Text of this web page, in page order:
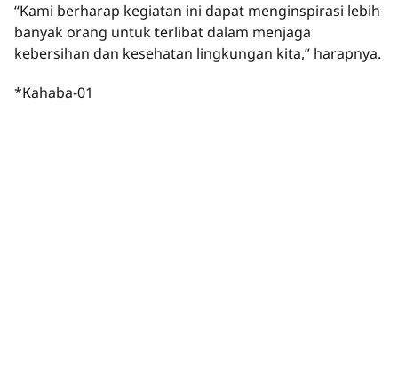
“Kami berharap kegiatan ini dapat menginspirasi lebih
banyak orang untuk terlibat dalam menjaga
kebersihan dan kesehatan lingkungan kita,” harapnya.
*Kahaba-01